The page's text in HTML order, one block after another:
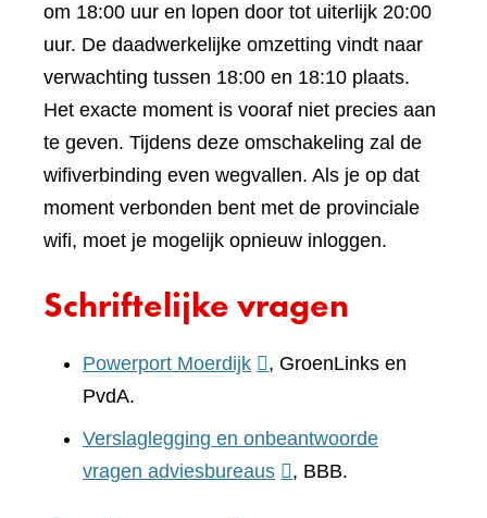
om 18:00 uur en lopen door tot uiterlijk 20:00
uur. De daadwerkelijke omzetting vindt naar
verwachting tussen 18:00 en 18:10 plaats.
Het exacte moment is vooraf niet precies aan
te geven. Tijdens deze omschakeling zal de
wifiverbinding even wegvallen. Als je op dat
moment verbonden bent met de provinciale
wifi, moet je mogelijk opnieuw inloggen.
Schriftelijke vragen
Powerport Moerdijk(verwijst
een
andere
, GroenLinks en
PvdA.
Verslaglegging en onbeantwoorde
vragen adviesbureaus(verwijst
, BBB.